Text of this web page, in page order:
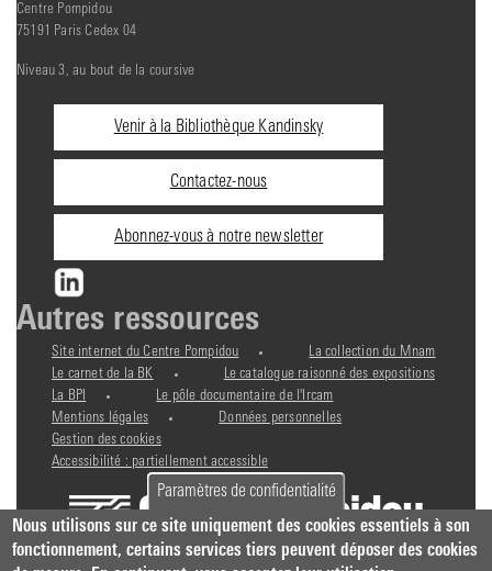
Centre Pompidou
75191 Paris Cedex 04
Niveau 3, au bout de la coursive
Informations
pratiques
Venir à la Bibliothèque Kandinsky
Contactez-nous
Abonnez-vous à notre newsletter
Autres ressources
Site internet du Centre Pompidou
La collection du Mnam
Le carnet de la BK
Le catalogue raisonné des expositions
La BPI
Le pôle documentaire de l'Ircam
Mentions légales
Données personnelles
Gestion des cookies
Accessibilité : partiellement accessible
Paramètres de confidentialité
Nous utilisons sur ce site uniquement des cookies essentiels à son
fonctionnement, certains services tiers peuvent déposer des cookies